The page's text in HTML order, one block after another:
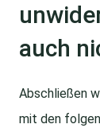
auch
Abschließen
mit den